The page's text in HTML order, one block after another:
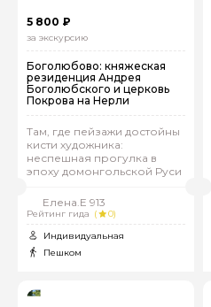
5 800 ₽
за экскурсию
Боголюбово: княжеская
резиденция Андрея
Боголюбского и церковь
Покрова на Нерли
Там, где пейзажи достойны
кисти художника:
неспешная прогулка в
эпоху домонгольской Руси
Елена.Е 913
Рейтинг гида (
0)
Индивидуальная
Пешком